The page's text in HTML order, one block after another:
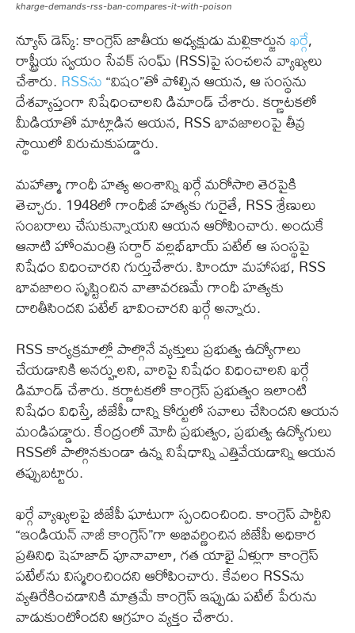
kharge-demands-rss-ban-compares-it-with-poison
న్యూస్ డెస్క్: కాంగ్రెస్ జాతీయ అధ్యక్షుడు మల్లికార్జునఖర్గే,
రాష్ట్రీయ స్వయం సేవక్ సంఘ్ (RSS)పై సంచలన వ్యాఖ్యలు
చేశారు.RSSను“విషం”తో పోల్చిన ఆయన, ఆ సంస్థను
దేశవ్యాప్తంగా నిషేధించాలని డిమాండ్ చేశారు. కర్ణాటకలో
మీడియాతో మాట్లాడిన ఆయన, RSS భావజాలంపై తీవ్ర
స్థాయిలో విరుచుకుపడ్డారు.
మహాత్మా గాంధీ హత్య అంశాన్ని ఖర్గే మరోసారి తెరపైకి
తెచ్చారు. 1948లో గాంధీజీ హత్యకు గురైతే, RSS శ్రేణులు
సంబరాలు చేసుకున్నాయని ఆయన ఆరోపించారు. అందుకే
ఆనాటి హోంమంత్రి సర్దార్ వల్లభ్‌భాయ్ పటేల్ ఆ సంస్థపై
నిషేధం విధించారని గుర్తుచేశారు. హిందూ మహాసభ, RSS
భావజాలం సృష్టించిన వాతావరణమే గాంధీ హత్యకు
దారితీసిందని పటేల్ భావించారని ఖర్గే అన్నారు.
RSS కార్యక్రమాల్లో పాల్గొనే వ్యక్తులు ప్రభుత్వ ఉద్యోగాలు
చేయడానికి అనర్హులని, వారిపై నిషేధం విధించాలని ఖర్గే
డిమాండ్ చేశారు. కర్ణాటకలో కాంగ్రెస్ ప్రభుత్వం ఇలాంటి
నిషేధం విధిస్తే, బీజేపీ దాన్ని కోర్టులో సవాలు చేసిందని ఆయన
మండిపడ్డారు. కేంద్రంలో మోదీ ప్రభుత్వం, ప్రభుత్వ ఉద్యోగులు
RSSలో పాల్గొనకుండా ఉన్న నిషేధాన్ని ఎత్తివేయడాన్ని ఆయన
తప్పుబట్టారు.
ఖర్గే వ్యాఖ్యలపై బీజేపీ ఘాటుగా స్పందించింది. కాంగ్రెస్ పార్టీని
“ఇండియన్ నాజీ కాంగ్రెస్”గా అభివర్ణించిన బీజేపీ అధికార
ప్రతినిధి షెహజాద్ పూనావాలా, గత యాభై ఏళ్లుగా కాంగ్రెస్
పటేల్‌ను విస్మరించిందని ఆరోపించారు. కేవలం RSSను
వ్యతిరేకించడానికి మాత్రమే కాంగ్రెస్ ఇప్పుడు పటేల్ పేరును
వాడుకుంటోందని ఆగ్రహం వ్యక్తం చేశారు.